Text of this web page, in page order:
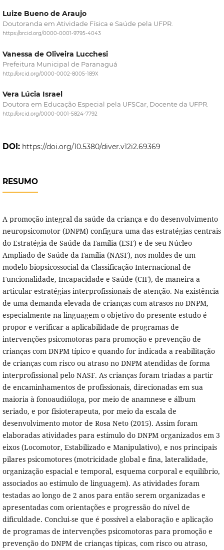
Luize Bueno de Araujo
Doutoranda em Atividade Física e Saúde pela UFPR.
https://orcid.org/0000-0001-9795-4043
Vanessa de Oliveira Lucchesi
Prefeitura Municipal de Paranaguá
http://orcid.org/0000-0002-8005-189X
Vera Lúcia Israel
Doutora em Educação Especial pela UFSCar, Docente da UFPR.
http://orcid.org/0000-0001-5824-7792
DOI: https://doi.org/10.5380/diver.v12i2.69369
RESUMO
A promoção integral da saúde da criança e do desenvolvimento
neuropsicomotor (DNPM) configura uma das estratégias centrais
do Estratégia de Saúde da Família (ESF) e de seu Núcleo
Ampliado de Saúde da Família (NASF), nos moldes de um
modelo biopsicossocial da Classificação Internacional de
Funcionalidade, Incapacidade e Saúde (CIF), de maneira a
articular estratégias interprofissionais de atenção. Na existência
de uma demanda elevada de crianças com atrasos no DNPM,
especialmente na linguagem o objetivo do presente estudo é
propor e verificar a aplicabilidade de programas de
intervenções psicomotoras para promoção e prevenção de
crianças com DNPM típico e quando for indicada a reabilitação
de crianças com risco ou atraso no DNPM atendidas de forma
interprofissional pelo NASF. As crianças foram triadas a partir
de encaminhamentos de profissionais, direcionadas em sua
maioria à fonoaudióloga, por meio de anamnese e álbum
seriado, e por fisioterapeuta, por meio da escala de
desenvolvimento motor de Rosa Neto (2015). Assim foram
elaboradas atividades para estímulo do DNPM organizados em 3
eixos (Locomotor, Estabilizado e Manipulativo), e nos principais
pilares psicomotores (motricidade global e fina, lateralidade,
organização espacial e temporal, esquema corporal e equilíbrio,
associados ao estímulo de linguagem). As atividades foram
testadas ao longo de 2 anos para então serem organizadas e
apresentadas com orientações e progressão do nível de
dificuldade. Conclui-se que é possível a elaboração e aplicação
de programas de intervenções psicomotoras para promoção e
prevenção do DNPM de crianças típicas, com risco ou atraso,